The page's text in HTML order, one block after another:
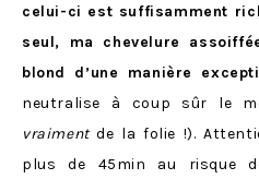
celui-ci est suffisamment
seul, ma chevelure
blond d’une manière
neutralise à coup sûr le
vraimentde la folie !).
plus de 45min au risque